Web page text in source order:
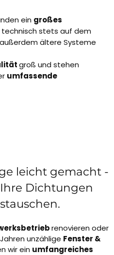
ein großes
technisch stets auf dem
ältere Systeme
groß und stehen
umfassende
leicht gemacht -
Dichtungen
renovieren oder
unzählige Fenster &
wir ein umfangreiches